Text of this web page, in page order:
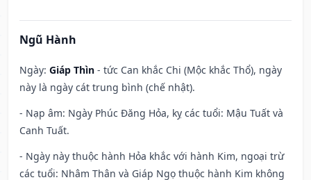
Ngũ Hành
Ngày: Giáp Thìn - tức Can khắc Chi (Mộc khắc Thổ), ngày
này là ngày cát trung bình (chế nhật).
- Nạp âm: Ngày Phúc Đăng Hỏa, kỵ các tuổi: Mậu Tuất và
Canh Tuất.
- Ngày này thuộc hành Hỏa khắc với hành Kim, ngoại trừ
các tuổi: Nhâm Thân và Giáp Ngọ thuộc hành Kim không